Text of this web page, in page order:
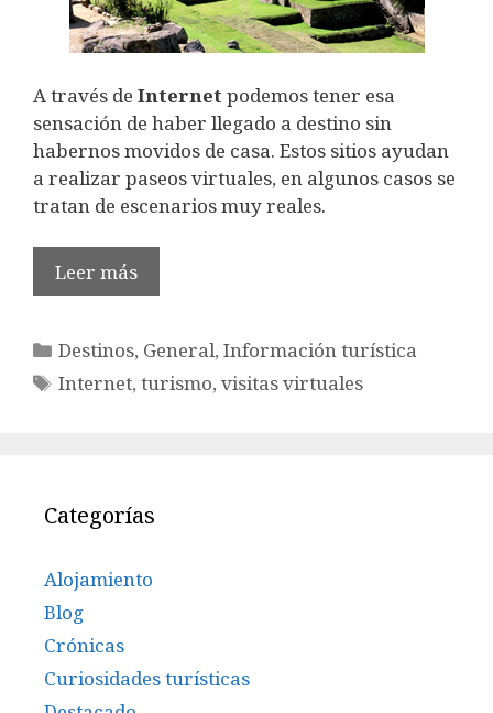
A través de Internet podemos tener esa
sensación de haber llegado a destino sin
habernos movidos de casa. Estos sitios ayudan
a realizar paseos virtuales, en algunos casos se
tratan de escenarios muy reales.
Leer más
Categorías
Destinos, General,Información turística
Etiquetas
Internet,turismo,visitas virtuales
Categorías
Alojamiento
Blog
Crónicas
Curiosidades turísticas